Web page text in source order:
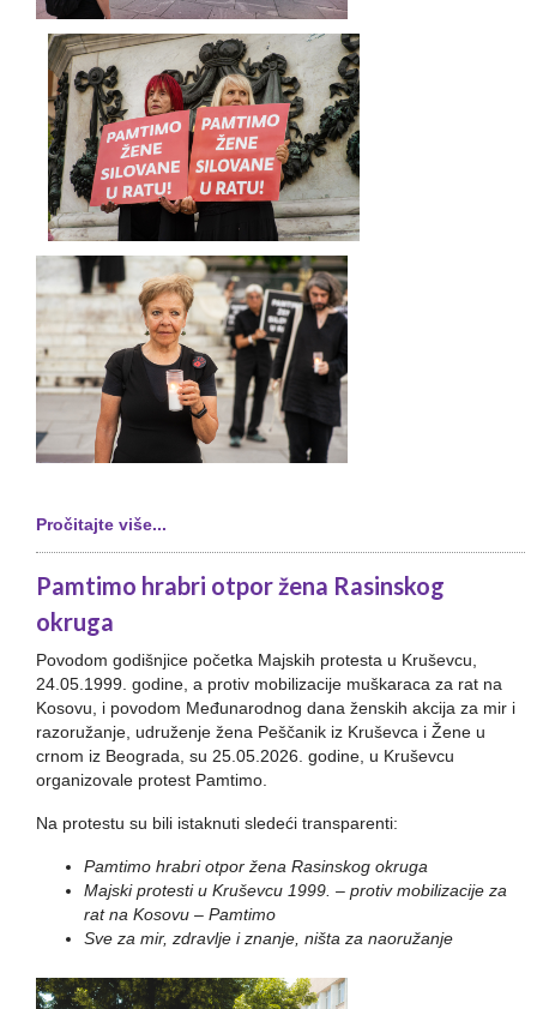
Pročitajte više...
Pamtimo hrabri otpor žena Rasinskog
okruga
Povodom godišnjice početka Majskih protesta u Kruševcu,
24.05.1999. godine, a protiv mobilizacije muškaraca za rat na
Kosovu, i povodom Međunarodnog dana ženskih akcija za mir i
razoružanje, udruženje žena Peščanik iz Kruševca i Žene u
crnom iz Beograda, su 25.05.2026. godine, u Kruševcu
organizovale protest Pamtimo.
Na protestu su bili istaknuti sledeći transparenti:
Pamtimo hrabri otpor žena Rasinskog okruga
Majski protesti u Kruševcu 1999. – protiv mobilizacije za
rat na Kosovu – Pamtimo
Sve za mir, zdravlje i znanje, ništa za naoružanje